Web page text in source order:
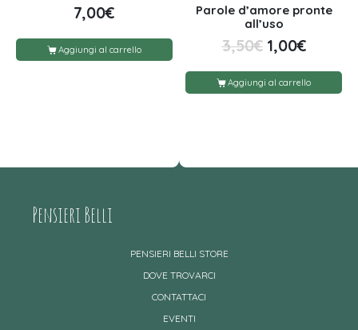
7,00€
Aggiungi al carrello
Parole d’amore pronte
all’uso
3,50€ 1,00€
Aggiungi al carrello
Pensieri Belli
PENSIERI BELLI STORE
DOVE TROVARCI
CONTATTACI
EVENTI